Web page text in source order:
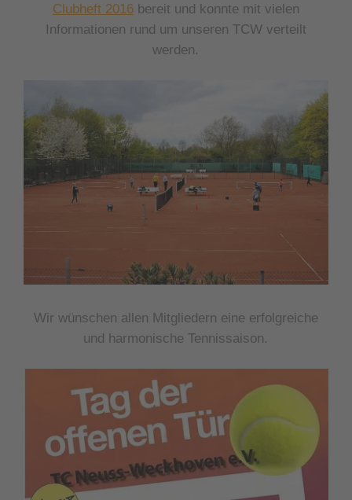
Clubheft 2016bereit und konnte mit vielen
Informationen rund um unseren TCW verteilt
werden.
Wir wünschen allen Mitgliedern eine erfolgreiche
und harmonische Tennissaison.